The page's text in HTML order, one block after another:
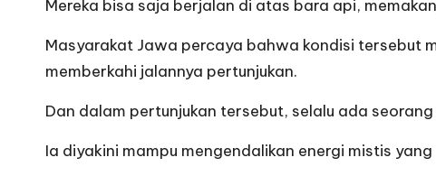
Mereka bisa saja berjalan di atas bara api,
Masyarakat Jawa percaya bahwa kondisi tersebut
memberkahi jalannya pertunjukan.
Dan dalam pertunjukan tersebut, selalu ada
Ia diyakini mampu mengendalikan energi mistis